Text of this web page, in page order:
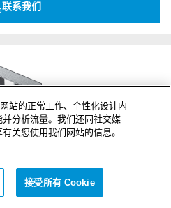
联系我们
站的正常工作、个性化设计内
分析流量。我们还同社交媒
关您使用我们网站的信息。
接受所有 Cookie